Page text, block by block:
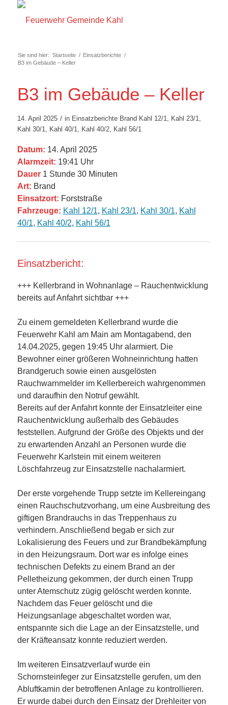
Sie sind hier: Startseite / Einsatzberichte /
B3 im Gebäude – Keller
B3 im Gebäude – Keller
14. April 2025 / in Einsatzberichte Brand Kahl 12/1, Kahl 23/1,
Kahl 30/1, Kahl 40/1, Kahl 40/2, Kahl 56/1
Datum: 14. April 2025
Alarmzeit: 19:41 Uhr
Dauer1 Stunde 30 Minuten
Art: Brand
Einsatzort: Forststraße
Fahrzeuge: Kahl 12/1, Kahl 23/1, Kahl 30/1, Kahl
40/1, Kahl 40/2, Kahl 56/1
Einsatzbericht:
+++ Kellerbrand in Wohnanlage – Rauchentwicklung
bereits auf Anfahrt sichtbar +++
Zu einem gemeldeten Kellerbrand wurde die
Feuerwehr Kahl am Main am Montagabend, den
14.04.2025, gegen 19:45 Uhr alarmiert. Die
Bewohner einer größeren Wohneinrichtung hatten
Brandgeruch sowie einen ausgelösten
Rauchwarnmelder im Kellerbereich wahrgenommen
und daraufhin den Notruf gewählt.
Bereits auf der Anfahrt konnte der Einsatzleiter eine
Rauchentwicklung außerhalb des Gebäudes
feststellen. Aufgrund der Größe des Objekts und der
zu erwartenden Anzahl an Personen wurde die
Feuerwehr Karlstein mit einem weiteren
Löschfahrzeug zur Einsatzstelle nachalarmiert.
Der erste vorgehende Trupp setzte im Kellereingang
einen Rauchschutzvorhang, um eine Ausbreitung des
giftigen Brandrauchs in das Treppenhaus zu
verhindern. Anschließend begab er sich zur
Lokalisierung des Feuers und zur Brandbekämpfung
in den Heizungsraum. Dort war es infolge eines
technischen Defekts zu einem Brand an der
Pelletheizung gekommen, der durch einen Trupp
unter Atemschutz zügig gelöscht werden konnte.
Nachdem das Feuer gelöscht und die
Heizungsanlage abgeschaltet worden war,
entspannte sich die Lage an der Einsatzstelle, und
der Kräfteansatz konnte reduziert werden.
Im weiteren Einsatzverlauf wurde ein
Schornsteinfeger zur Einsatzstelle gerufen, um den
Abluftkamin der betroffenen Anlage zu kontrollieren.
Er wurde dabei durch den Einsatz der Drehleiter von